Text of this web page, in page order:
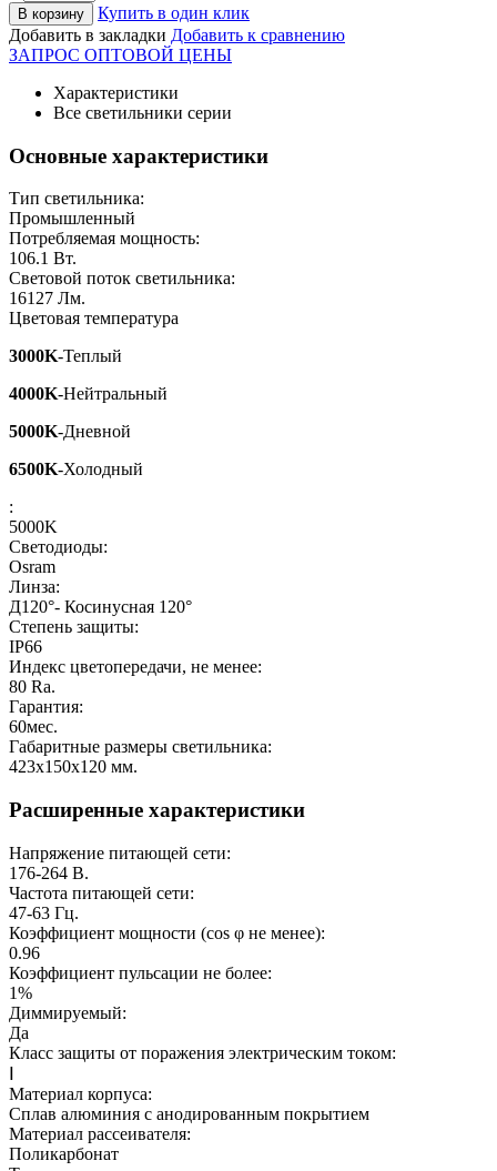
В корзину
Купить в один клик
Добавить в закладки Добавить к сравнению
ЗАПРОС ОПТОВОЙ ЦЕНЫ
Характеристики
Все светильники серии
Основные характеристики
Тип светильника:
Промышленный
Потребляемая мощность:
106.1 Вт.
Световой поток светильника:
16127 Лм.
Цветовая температура
3000K-Теплый
4000K-Нейтральный
5000K-Дневной
6500K-Холодный
:
5000K
Светодиоды:
Osram
Линза:
Д120°- Косинусная 120°
Степень защиты:
IP66
Индекс цветопередачи, не менее:
80 Ra.
Гарантия:
60мес.
Габаритные размеры светильника:
423х150х120 мм.
Расширенные характеристики
Напряжение питающей сети:
176-264 В.
Частота питающей сети:
47-63 Гц.
Коэффициент мощности (cos φ не менее):
0.96
Коэффициент пульсации не более:
1%
Диммируемый:
Да
Класс защиты от поражения электрическим током:
Материал корпуса:
Сплав алюминия с анодированным покрытием
Материал рассеивателя:
Поликарбонат